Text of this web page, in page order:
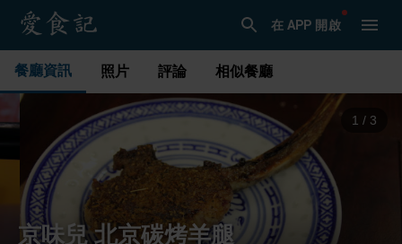
在 APP 開啟
餐廳資訊 照片 評論 相似餐廳
1 / 3
京味兒 北京碳烤羊腿